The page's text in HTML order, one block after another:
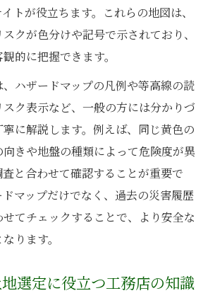
トが役立ちます。これらの地図は、
クが色分けや記号で示されており、
的に把握できます。
ハザードマップの凡例や等高線の読
ク表示など、一般の方には分かりづ
に解説します。例えば、同じ黄色の
きや地盤の種類によって危険度が異
と合わせて確認することが重要で
マップだけでなく、過去の災害履歴
てチェックすることで、より安全な
ります。
選定に役立つ工務店の知識